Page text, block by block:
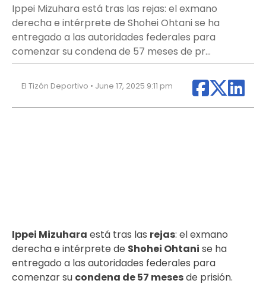
Ippei Mizuhara está tras las rejas: el exmano
derecha e intérprete de Shohei Ohtani se ha
entregado a las autoridades federales para
comenzar su condena de 57 meses de pr…
El Tizón Deportivo • June 17, 2025 9:11 pm
Ippei Mizuhara está tras las rejas: el exmano
derecha e intérprete de Shohei Ohtani se ha
entregado a las autoridades federales para
comenzar su condena de 57 mesesde prisión.